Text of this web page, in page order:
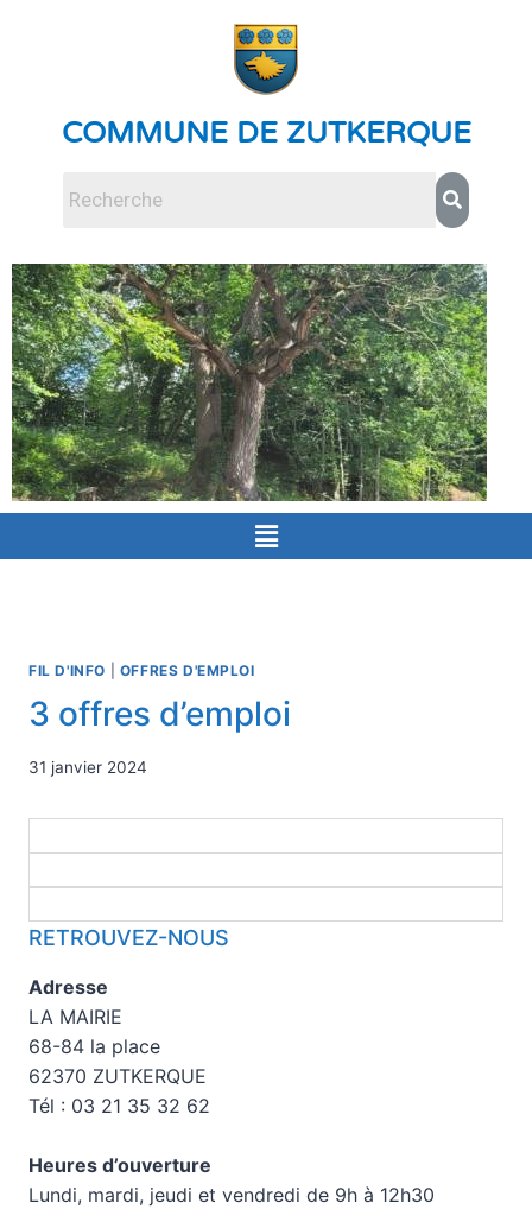
COMMUNE DE ZUTKERQUE
FIL D'INFO OFFRES D'EMPLOI
3 offres d’emploi
31 janvier 2024
RETROUVEZ-NOUS
Adresse
LA MAIRIE
68-84 la place
62370 ZUTKERQUE
Tél : 03 21 35 32 62
Heures d’ouverture
Lundi, mardi, jeudi et vendredi de 9h à 12h30